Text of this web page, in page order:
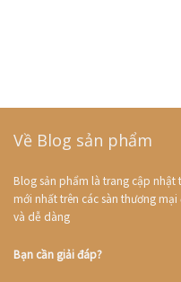
Về Blog sản phẩm
Blog sản phẩm là trang cập
mới nhất trên các sàn thương
và dễ dàng
Bạn cần giải đáp?